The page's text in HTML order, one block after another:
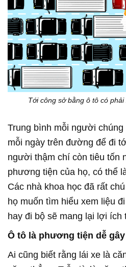
Tới công sở bằng ô tô có
Trung bình mỗi người
mỗi ngày trên đường để đi
người thậm chí còn tiêu tốn
phương tiện của họ, có thể
Các nhà khoa học đã rất
họ muốn tìm hiểu xem liệu
hay đi bộ sẽ mang lại lợi ích
Ô tô là phương tiện dễ
Ai cũng biết rằng lái xe là